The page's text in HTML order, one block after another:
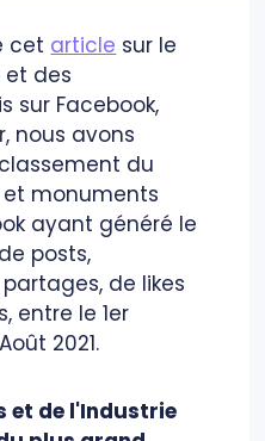
cet article sur le
des
sur Facebook,
nous avons
du
monuments
ayant généré le
posts,
de likes
entre le 1er
2021.
et de l'Industrie